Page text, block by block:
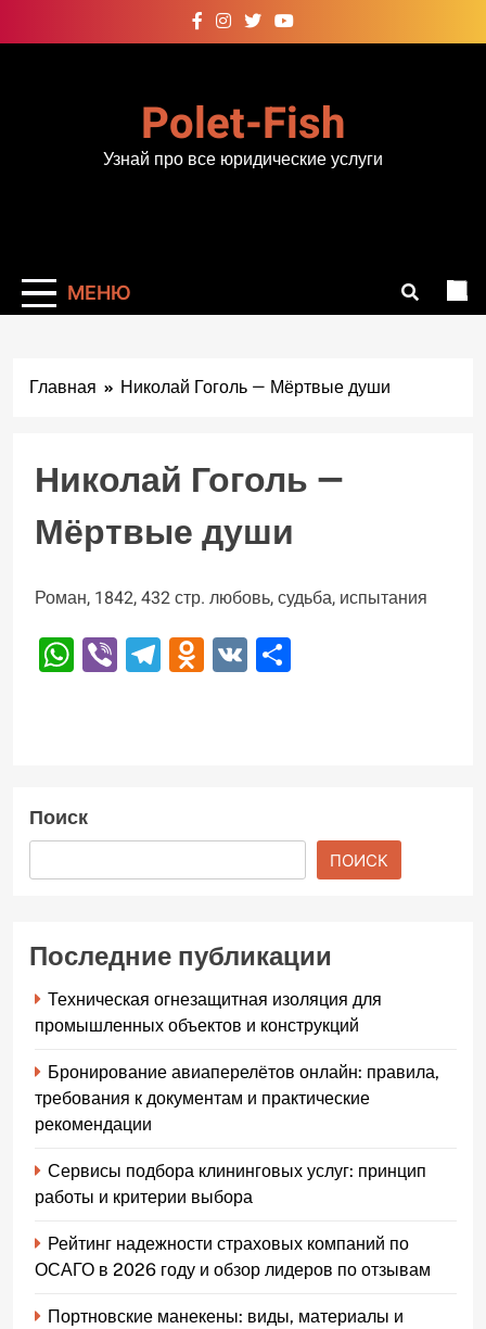
к
Polet-Fish
Узнай про все юридические услуги
МЕНЮ
Главная Николай Гоголь — Мёртвые души
Николай Гоголь —
Мёртвые души
Роман, 1842, 432 стр. любовь, судьба, испытания
WhatsApp
ViberTelegram
Odnoklassniki
VK
Поиск
ПОИСК
Последние публикации
Техническая огнезащитная изоляция для
промышленных объектов и конструкций
Бронирование авиаперелётов онлайн: правила,
требования к документам и практические
рекомендации
Сервисы подбора клининговых услуг: принцип
работы и критерии выбора
Рейтинг надежности страховых компаний по
ОСАГО в 2026 году и обзор лидеров по отзывам
Портновские манекены: виды, материалы и